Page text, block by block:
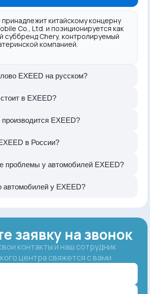
принадлежит китайскому концерну
Co., Ltd. и позиционируется как
суббренд Chery, контролируемый
компанией.
EXEED на русском?
в EXEED?
производится EXEED?
в России?
проблемы у автомобилей EXEED?
автомобилей у EXEED?
заявку на звонок
контакты и наш сотрудник
центра свяжется с вами